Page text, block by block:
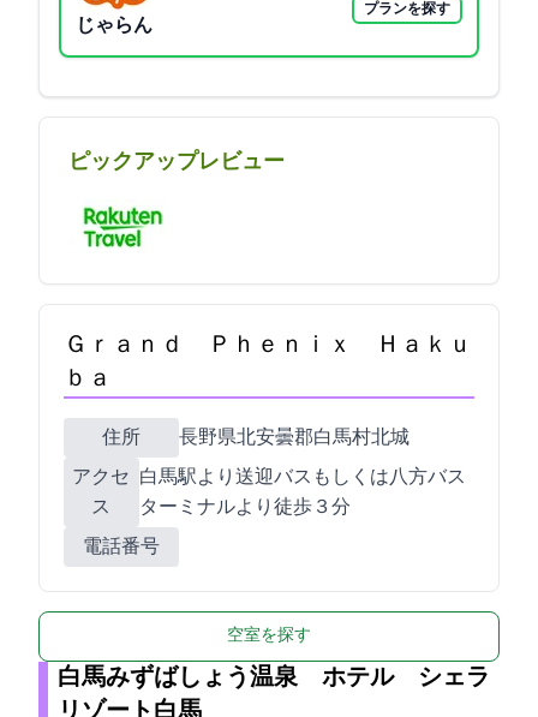
じゃらん
プランを探す
ピックアップレビュー
Ｇｒａｎｄ Ｐｈｅｎｉｘ Ｈａｋｕ
ｂａ
住所
長野県北安曇郡白馬村北城5277
アクセ
ス
白馬駅より送迎バス,もしくは八方バス
ターミナルより徒歩３分
電話番号
空室を探す
白馬みずばしょう温泉 ホテル シェラ
リゾート白馬